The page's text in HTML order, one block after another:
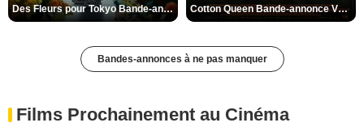
Des Fleurs pour Tokyo Bande-annonce VO STFR Cotton Queen Bande-annonce VO STFR
Bandes-annonces à ne pas manquer
Films Prochainement au Cinéma